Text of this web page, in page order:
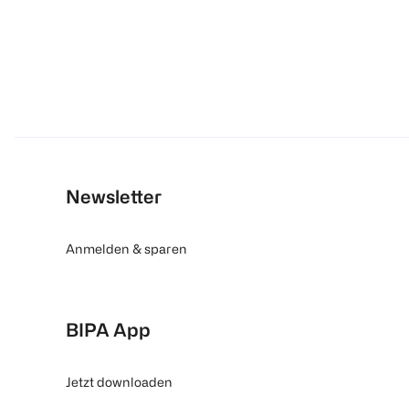
Newsletter
Anmelden & sparen
BIPA App
Jetzt downloaden